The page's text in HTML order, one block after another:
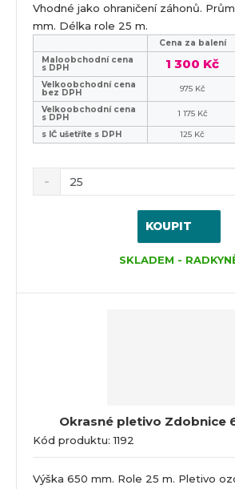
Vhodné jako ohraničení záhonů.
mm. Délka role 25 m.
Cena za balení
Maloobchodní cena
s DPH 1 300 Kč
Velkoobchodní cena
bez DPH 975 Kč
Velkoobchodní cena
s DPH 1 175 Kč
s IČ ušetříte s DPH
125 Kč
KOUPIT
SKLADEM -
Okrasné pletivo Zdobnice
Kód produktu: 1192
Výška 650 mm. Role 25 m. Pletivo